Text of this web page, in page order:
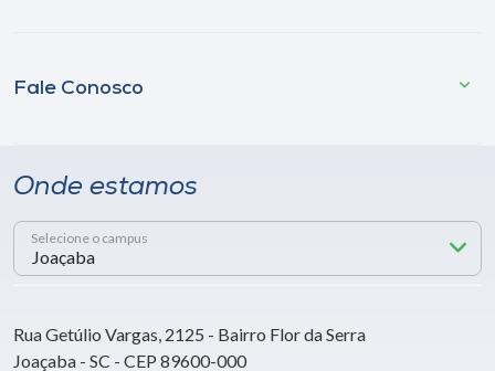
Fale Conosco
Onde estamos
Selecione o campus
Rua Getúlio Vargas, 2125 - Bairro Flor da Serra
Joaçaba - SC - CEP 89600-000